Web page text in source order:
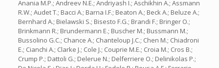
Anania M.P.; Andreev N.E.; Andriyash I.; Aschikhin A.; Assmann
R.W.; Audet T.; Bacci A.; Barna I.F.; Beaton A.; Beck A.; Beluze A.;
Bernhard A.; Bielawski S.; Bisesto F.G.; Brandi F.; Bringer O.;
Brinkmann R.; Brundermann E.; Buscher M.; Bussmann M.;
Bussolino G.C.; Chance A.; Chanteloup J.C.; Chen M.; Chiadroni
E.; Cianchi A.; Clarke J.; Cole J.; Couprie M.E.; Croia M.; Cros B.;
Crump P.; Dattoli G.; Delerue N.; Delferriere O.; Delinikolas P.;